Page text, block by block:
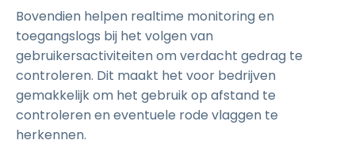
Bovendien helpen realtime monitoring en
toegangslogs bij het volgen van
gebruikersactiviteiten om verdacht gedrag te
controleren. Dit maakt het voor bedrijven
gemakkelijk om het gebruik op afstand te
controleren en eventuele rode vlaggen te
herkennen.